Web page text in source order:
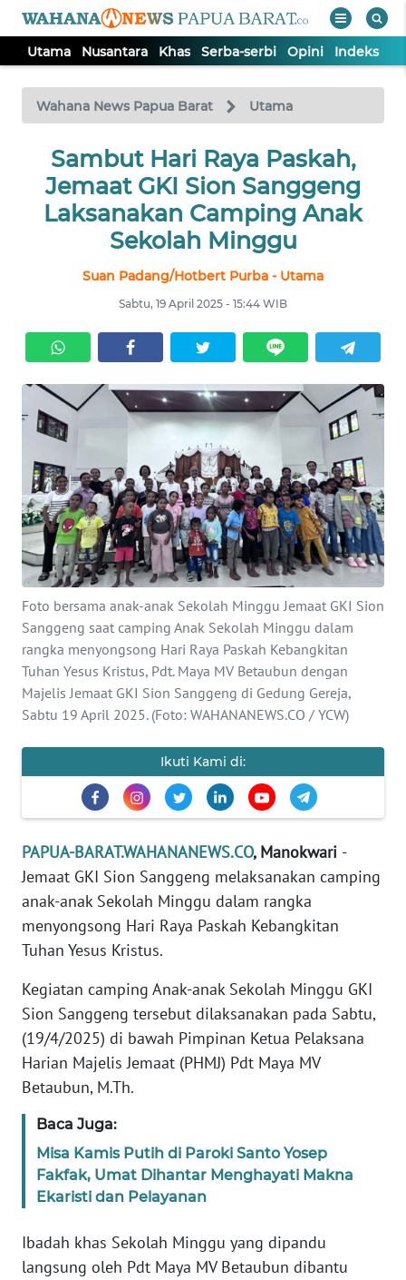
Utama Nusantara Khas Serba-serbi Opini Indeks
Wahana News Papua Barat Utama
Sambut Hari Raya Paskah,
Jemaat GKI Sion Sanggeng
Laksanakan Camping Anak
Sekolah Minggu
Suan Padang/Hotbert Purba - Utama
Sabtu, 19 April 2025 - 15:44 WIB
Foto bersama anak-anak Sekolah Minggu Jemaat GKI Sion
Sanggeng saat camping Anak Sekolah Minggu dalam
rangka menyongsong Hari Raya Paskah Kebangkitan
Tuhan Yesus Kristus, Pdt. Maya MV Betaubun dengan
Majelis Jemaat GKI Sion Sanggeng di Gedung Gereja,
Sabtu 19 April 2025. (Foto: WAHANANEWS.CO / YCW)
Ikuti Kami di:
PAPUA-BARAT.WAHANANEWS.CO, Manokwari -
Jemaat GKI Sion Sanggeng melaksanakan camping
anak-anak Sekolah Minggu dalam rangka
menyongsong Hari Raya Paskah Kebangkitan
Tuhan Yesus Kristus.
Kegiatan camping Anak-anak Sekolah Minggu GKI
Sion Sanggeng tersebut dilaksanakan pada Sabtu,
(19/4/2025) di bawah Pimpinan Ketua Pelaksana
Harian Majelis Jemaat (PHMJ) Pdt Maya MV
Betaubun, M.Th.
Baca Juga:
Misa Kamis Putih di Paroki Santo Yosep
Fakfak, Umat Dihantar Menghayati Makna
Ekaristi dan Pelayanan
Ibadah khas Sekolah Minggu yang dipandu
langsung oleh Pdt Maya MV Betaubun dibantu
TV
Tutup
UTAMA
NUSANTARA
SERBI
OPINI
Informasi
INDEKS
BERITA
KONTAK
KAMI
INFO
IKLAN
TENTANG
KAMI
SIBER
REDAKSI
KARIR
News
Regional
WN
SUMUT
JAKARTA
WN
JABAR
WN
BANTEN